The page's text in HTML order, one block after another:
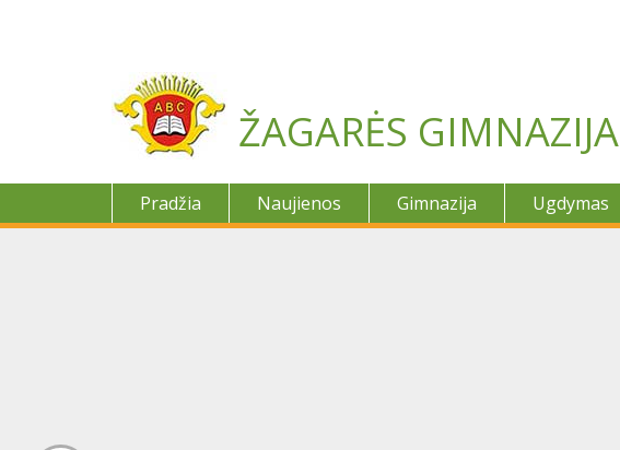
ŽAGARĖS GIMNAZIJA
Pradžia Naujienos Gimnazija Ugdymas